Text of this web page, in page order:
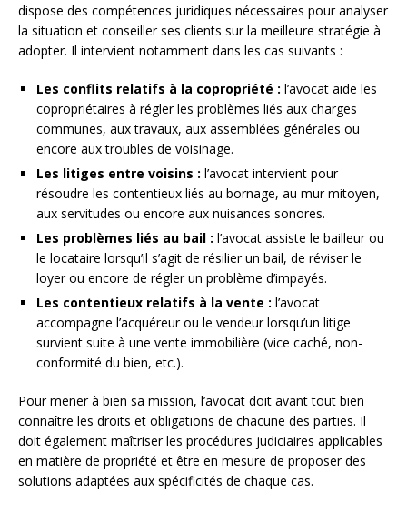
dispose des compétences juridiques nécessaires pour analyser
la situation et conseiller ses clients sur la meilleure stratégie à
adopter. Il intervient notamment dans les cas suivants :
Les conflits relatifs à la copropriété : l’avocat aide les
copropriétaires à régler les problèmes liés aux charges
communes, aux travaux, aux assemblées générales ou
encore aux troubles de voisinage.
Les litiges entre voisins : l’avocat intervient pour
résoudre les contentieux liés au bornage, au mur mitoyen,
aux servitudes ou encore aux nuisances sonores.
Les problèmes liés au bail : l’avocat assiste le bailleur ou
le locataire lorsqu’il s’agit de résilier un bail, de réviser le
loyer ou encore de régler un problème d’impayés.
Les contentieux relatifs à la vente : l’avocat
accompagne l’acquéreur ou le vendeur lorsqu’un litige
survient suite à une vente immobilière (vice caché, non-
conformité du bien, etc.).
Pour mener à bien sa mission, l’avocat doit avant tout bien
connaître les droits et obligations de chacune des parties. Il
doit également maîtriser les procédures judiciaires applicables
en matière de propriété et être en mesure de proposer des
solutions adaptées aux spécificités de chaque cas.